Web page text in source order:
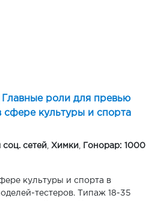
Главные роли для превью
сфере культуры и спорта
соц. сетей Химки
Гонорар: 1000
культуры и спорта в
тестеров. Типаж 18-35